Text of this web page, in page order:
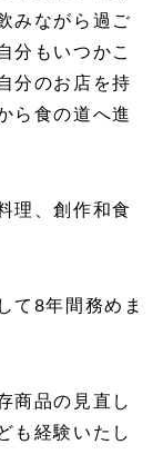
みながら過ご
分もいつかこ
分のお店を持
ら食の道へ進
理、創作和食
て 8年間務めま
商品の見直し
も経験いたし